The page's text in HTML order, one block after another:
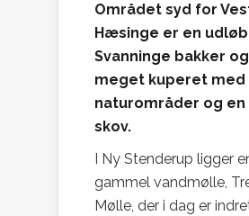
Området syd for
Hæsinge er en
Svanninge bakker
meget kuperet med
naturområder og
skov.
I Ny Stenderup ligger
gammel vandmølle,
Mølle, der i dag er